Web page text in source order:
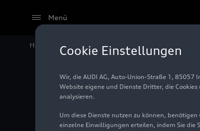
Menü
Home Audi Media Center Fotos
Audi
Foto 15.03.2024
Cookie Einstellungen
Wir, die AUDI AG, Auto-Union-Straße 1,
Website eigene und Dienste Dritter, die
analysieren.
Um diese Dienste nutzen zu können,
einzelne Einwilligungen erteilen, indem Sie die